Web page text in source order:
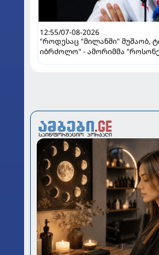
12:55/07-08-2026
"როდესაც "მილანში" მუშაობ,
იბრძოლო" - ამორიმმა